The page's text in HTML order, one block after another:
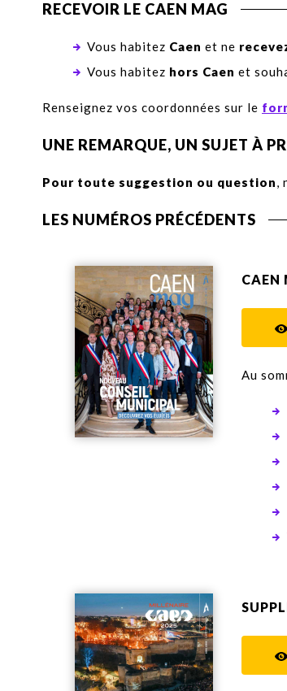
RECEVOIR LE CAEN MAG
Vous habitez Caen et ne
Vous habitez hors Caen et
Renseignez vos coordonnées sur le
UNE REMARQUE, UN SUJET À
Pour toute suggestion ou question,
LES NUMÉROS PRÉCÉDENTS
CAEN
Au